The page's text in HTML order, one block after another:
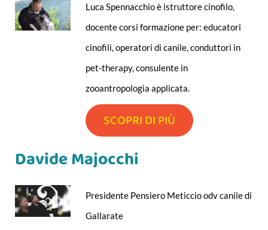
Luca Spennacchio è istruttore cinofilo,
docente corsi formazione per: educatori
cinofili, operatori di canile, conduttori in
pet-therapy, consulente in
zooantropologia applicata.
SCOPRI DI PIÙ
Davide Majocchi
Presidente Pensiero Meticcio odv canile di
Gallarate